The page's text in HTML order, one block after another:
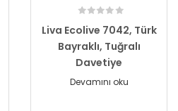
Liva Ecolive 7042, Türk
Bayraklı, Tuğralı
Davetiye
Devamını oku